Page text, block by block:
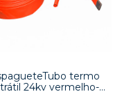
termo
24kv vermelho-